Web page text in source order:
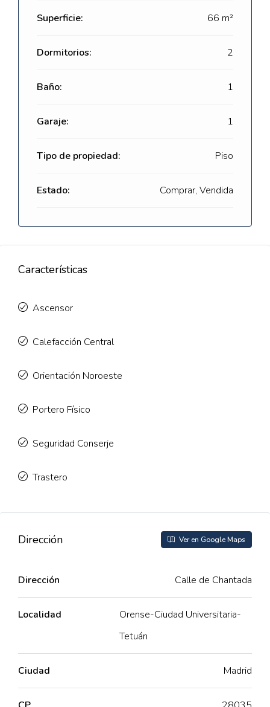
Superficie: 66 m²
Dormitorios: 2
Baño: 1
Garaje: 1
Tipo de propiedad: Piso
Estado: Comprar, Vendida
Características
Ascensor
Calefacción Central
Orientación Noroeste
Portero Físico
Seguridad Conserje
Trastero
Dirección Ver en Google Maps
Dirección Calle de Chantada
Localidad
Orense-Ciudad Universitaria-
Tetuán
Ciudad Madrid